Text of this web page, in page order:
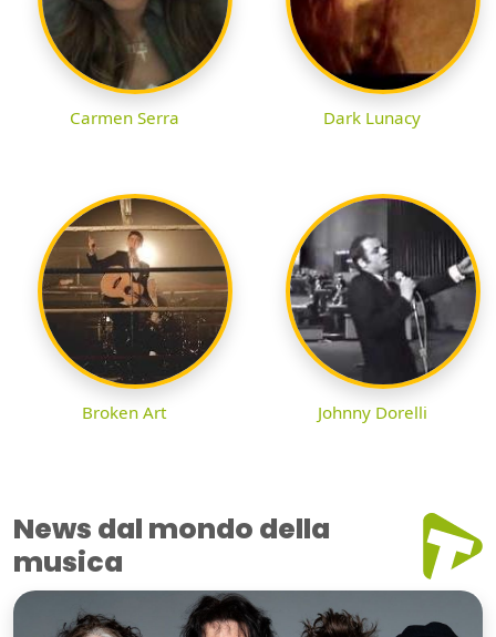
Carmen Serra Dark Lunacy
Broken Art Johnny Dorelli
News dal mondo della
musica